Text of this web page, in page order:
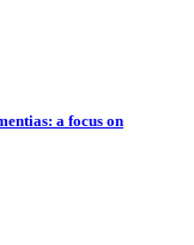
a focus on